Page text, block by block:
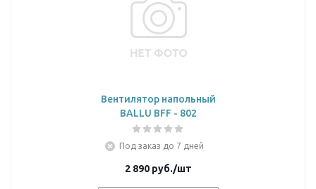
Вентилятор напольный
BALLU BFF - 802
Под заказ до 7 дней
2 890 руб./шт